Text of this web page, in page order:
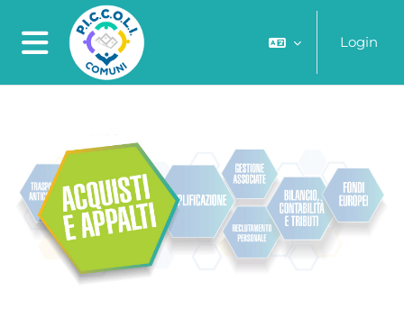
Vai al contenuto principale
Pannello laterale
Login